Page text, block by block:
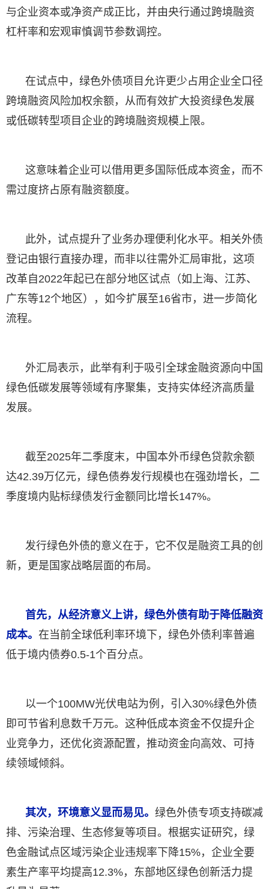
与企业资本或净资产成正比，并由央行通过跨境融资
杠杆率和宏观审慎调节参数调控。
在试点中，绿色外债项目允许更少占用企业全口径
跨境融资风险加权余额，从而有效扩大投资绿色发展
或低碳转型项目企业的跨境融资规模上限。
这意味着企业可以借用更多国际低成本资金，而不
需过度挤占原有融资额度。
此外，试点提升了业务办理便利化水平。相关外债
登记由银行直接办理，而非以往需外汇局审批，这项
改革自2022年起已在部分地区试点（如上海、江苏、
广东等12个地区），如今扩展至16省市，进一步简化
流程。
外汇局表示，此举有利于吸引全球金融资源向中国
绿色低碳发展等领域有序聚集，支持实体经济高质量
发展。
截至2025年二季度末，中国本外币绿色贷款余额
达42.39万亿元，绿色债券发行规模也在强劲增长，二
季度境内贴标绿债发行金额同比增长147%。
发行绿色外债的意义在于，它不仅是融资工具的创
新，更是国家战略层面的布局。
首先，从经济意义上讲，绿色外债有助于降低融资
成本。 在当前全球低利率环境下，绿色外债利率普遍
低于境内债券0.5-1个百分点。
以一个100MW光伏电站为例，引入30%绿色外债
即可节省利息数千万元。这种低成本资金不仅提升企
业竞争力，还优化资源配置，推动资金向高效、可持
续领域倾斜。
其次，环境意义显而易见。 绿色外债专项支持碳减
排、污染治理、生态修复等项目。根据实证研究，绿
色金融试点区域污染企业违规率下降15%，企业全要
素生产率平均提高12.3%，东部地区绿色创新活力提